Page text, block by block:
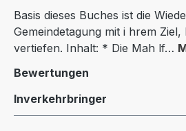
Basis dieses Buches ist die
Gemeindetagung mit i hrem
vertiefen. Inhalt: * Die Mah lf…
Bewertungen
Inverkehrbringer